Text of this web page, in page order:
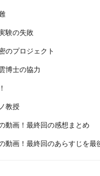
験の失敗
のプロジェクト
博士の協力
教授
動画！最終回の感想まとめ
動画！最終回のあらすじを最